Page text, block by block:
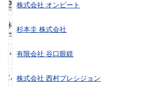
株式会社 オンビート
杉本圭 株式会社
有限会社 谷口眼鏡
株式会社 西村プレシジョン